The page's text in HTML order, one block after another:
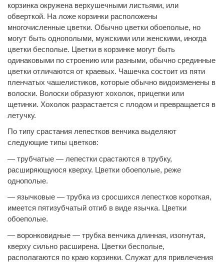
корзинка окружена верхушечными листьями, или
обверткой. На ложе корзинки расположены
многочисленные цветки. Обычно цветки обоеполые, но
могут быть однополыми, мужскими или женскими, иногда
цветки бесполые. Цветки в корзинке могут быть
одинаковыми по строению или разными, обычно срединные
цветки отличаются от краевых. Чашечка состоит из пяти
пленчатых чашелистиков, которые обычно видоизменены в
волоски. Волоски образуют хохолок, прицепки или
щетинки. Хохолок разрастается с плодом и превращается в
летучку.
По типу срастания лепестков венчика выделяют
следующие типы цветков:
— трубчатые — лепестки срастаются в трубку,
расширяющуюся кверху. Цветки обоеполые, реже
однополые.
— язычковые — трубка из сросшихся лепестков короткая,
имеется пятизубчатый отгиб в виде язычка. Цветки
обоеполые.
— воронковидные — трубка венчика длинная, изогнутая,
кверху сильно расширена. Цветки бесполые,
располагаются по краю корзинки. Служат для привлечения